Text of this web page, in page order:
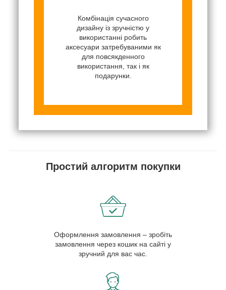
Комбінація сучасного
дизайну із зручністю у
використанні робить
аксесуари затребуваними як
для повсякденного
використання, так і як
подарунки.
Простий алгоритм покупки
Оформлення замовлення – зробіть
замовлення через кошик на сайті у
зручний для вас час.